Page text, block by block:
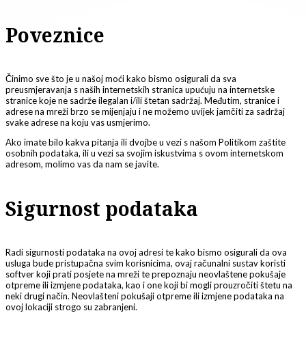
Poveznice
Činimo sve što je u našoj moći kako bismo osigurali da sva
preusmjeravanja s naših internetskih stranica upućuju na internetske
stranice koje ne sadrže ilegalan i/ili štetan sadržaj. Međutim, stranice i
adrese na mreži brzo se mijenjaju i ne možemo uvijek jamčiti za sadržaj
svake adrese na koju vas usmjerimo.
Ako imate bilo kakva pitanja ili dvojbe u vezi s našom Politikom zaštite
osobnih podataka, ili u vezi sa svojim iskustvima s ovom internetskom
adresom, molimo vas da nam se javite.
Sigurnost podataka
Radi sigurnosti podataka na ovoj adresi te kako bismo osigurali da ova
usluga bude pristupačna svim korisnicima, ovaj računalni sustav koristi
softver koji prati posjete na mreži te prepoznaju neovlaštene pokušaje
otpreme ili izmjene podataka, kao i one koji bi mogli prouzročiti štetu na
neki drugi način. Neovlašteni pokušaji otpreme ili izmjene podataka na
ovoj lokaciji strogo su zabranjeni.